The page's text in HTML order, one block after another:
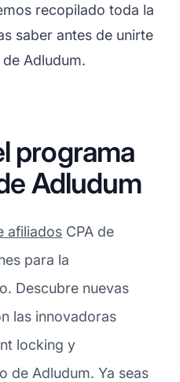
recopilado toda la
saber antes de unirte
Adludum.
programa
Adludum
afiliados CPA de
para la
Descubre nuevas
las innovadoras
locking y
de Adludum. Ya seas